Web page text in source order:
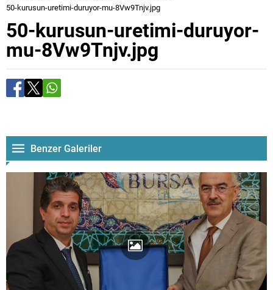
50-kurusun-uretimi-duruyor-mu-8Vw9Tnjv.jpg
50-kurusun-uretimi-duruyor-
mu-8Vw9Tnjv.jpg
Benzer Galeriler